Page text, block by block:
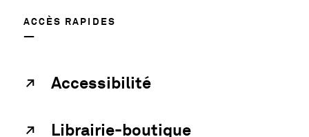
ACCÈS RAPIDES
Accessibilité
Librairie-boutique